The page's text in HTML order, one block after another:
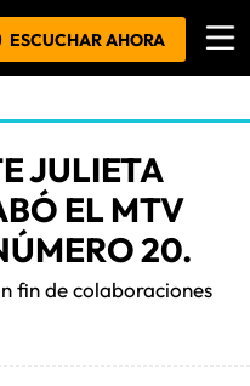
ESCUCHAR AHORA
JULIETA
EL MTV
20.
fin de colaboraciones